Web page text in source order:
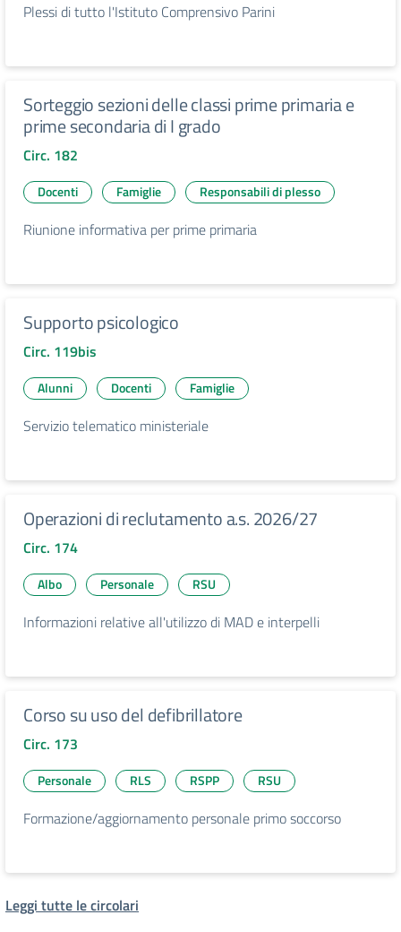
Plessi di tutto l'Istituto Comprensivo Parini
Sorteggio sezioni delle classi prime primaria e
prime secondaria di I grado
Circ. 182
Docenti Famiglie Responsabili di plesso
Riunione informativa per prime primaria
Supporto psicologico
Circ. 119bis
Alunni Docenti Famiglie
Servizio telematico ministeriale
Operazioni di reclutamento a.s. 2026/27
Circ. 174
Albo Personale RSU
Informazioni relative all'utilizzo di MAD e interpelli
Corso su uso del defibrillatore
Circ. 173
Personale RLS RSPP RSU
Formazione/aggiornamento personale primo soccorso
Leggi tutte le circolari